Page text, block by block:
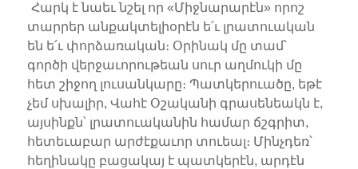
Հարկ է նաեւ նշել որ «Միջնարարէն» որոշ
տարրեր անքակտելիօրէն ե՛ւ լրատուական
են ե՛ւ փորձառական։ Օրինակ մը տամ՝
գործի վերջաւորութեան սուր աղմուկի մը
հետ շիջող լուսանկարը։ Պատկերուածը, եթէ
չեմ սխալիր, Վահէ Օշականի գրասենեակն է,
այսինքն՝ լրատուականին համար ճշգրիտ,
հետեւաբար արժէքաւոր տուեալ։ Մինչդեռ՝
հեղինակը բացակայ է պատկերէն, արդէն